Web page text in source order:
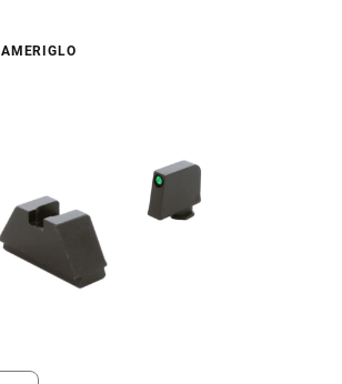
AMERIGLO